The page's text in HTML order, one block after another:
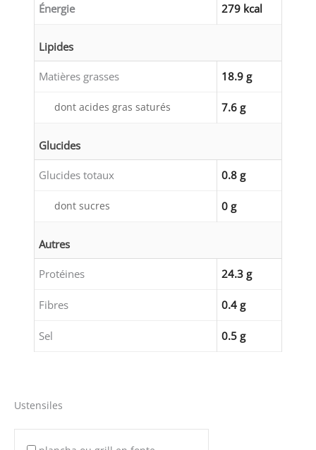
Énergie 279 kcal
Lipides
Matières grasses 18.9 g
dont acides gras saturés 7.6 g
Glucides
Glucides totaux 0.8 g
dont sucres 0 g
Autres
Protéines 24.3 g
Fibres 0.4 g
Sel 0.5 g
Ustensiles